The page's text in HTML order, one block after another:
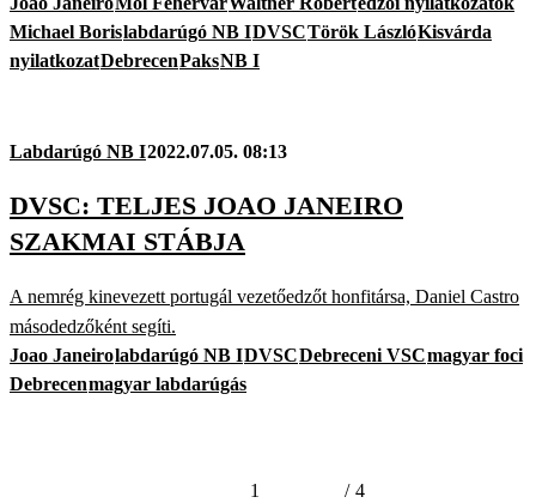
Michael Borislabdarúgó NB IDVSCTörök LászlóKisvárda
nyilatkozatDebrecenPaksNB I
Labdarúgó NB I2022.07.05. 08:13
DVSC: TELJES JOAO JANEIRO
SZAKMAI STÁBJA
A nemrég kinevezett portugál vezetőedzőt honfitársa, Daniel Castro
másodedzőként segíti.
Joao Janeirolabdarúgó NB IDVSCDebreceni VSCmagyar foci
Debrecenmagyar labdarúgás
1 / 4